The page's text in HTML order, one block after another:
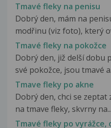
Tmavé fleky na penisu
Dobrý den, mám na
modřinu (viz foto), který
Tmavé fleky na pokožce
Dobrý den, již delší dobu
své pokožce, jsou tmavé
Tmave fleky po akne
Dobrý den, chci se
na tmave fleky, skvrny na...
Tmavé fleky po vyrážce,